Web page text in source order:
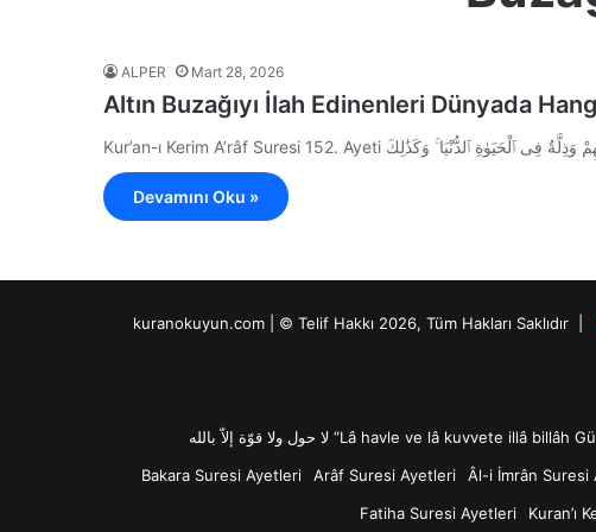
ALPER Mart 28, 2026
Altın Buzağıyı İlah Edinenleri Dünyada
Devamını Oku »
kuranokuyun.com | © Telif Hakkı 2026, Tüm Hakları Saklıdır |
Bakara Suresi Ayetleri
Arâf Suresi Ayetleri Âl-i İmrân Suresi
Fatiha Suresi Ayetleri
Kuran’ı